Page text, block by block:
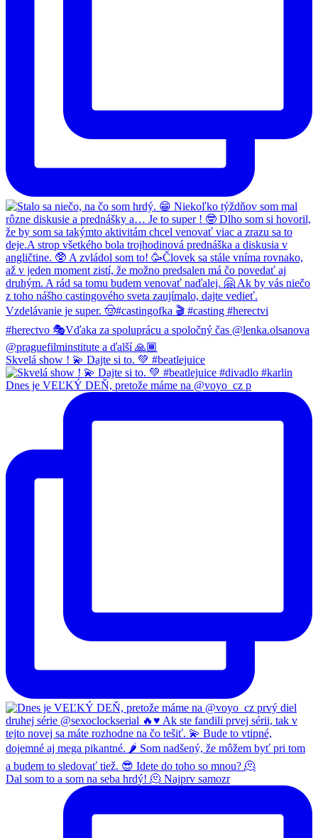
Skvelá show ! 💫 Dajte si to. 💚 #beatlejuice
Dnes je VEĽKÝ DEŇ, pretože máme na @voyo_cz p
Dal som to a som na seba hrdý! 🫠 Najprv samozr